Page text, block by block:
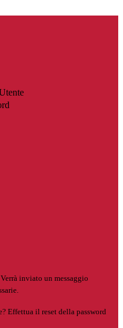
Verrà inviato un messaggio
Effettua il reset della password